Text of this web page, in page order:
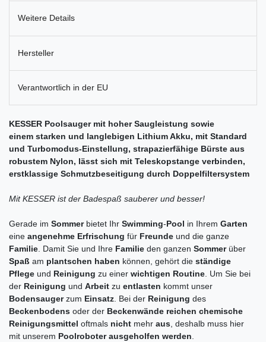
Weitere Details
Hersteller
Verantwortlich in der EU
KESSER Poolsauger mit hoher Saugleistung sowie
einem starken und langlebigen Lithium Akku, mit Standard
und Turbomodus-Einstellung, strapazierfähige Bürste aus
robustem Nylon, lässt sich mit Teleskopstange verbinden,
erstklassige Schmutzbeseitigung durch Doppelfiltersystem
Mit KESSER ist der Badespaß sauberer und besser!
Gerade im Sommer bietet Ihr Swimming-Pool in Ihrem Garten
eine angenehme Erfrischung für Freunde und die ganze
Familie. Damit Sie und Ihre Familie den ganzen Sommer über
Spaß am plantschen haben können, gehört die ständige
Pflege und Reinigung zu einer wichtigen Routine. Um Sie bei
der Reinigung und Arbeit zu entlasten kommt unser
Bodensaugerzum Einsatz. Bei der Reinigung des
Beckenbodens oder der Beckenwände reichen chemische
Reinigungsmittel oftmals nicht mehr aus, deshalb muss hier
mit unserem Poolroboter ausgeholfen werden.